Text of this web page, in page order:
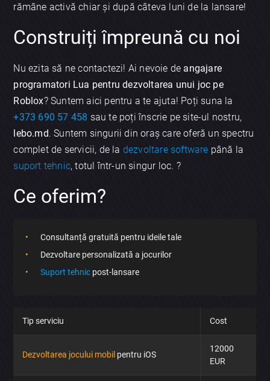
rămâne activă chiar și după câteva luni de la lansare!
Construiți împreună cu noi
Nu ezita să ne contactezi! Ai nevoie de angajare
programatori Lua pentru dezvoltarea unui joc pe
Roblox? Suntem aici pentru a te ajuta! Poți suna la
+373 690 57 458 sau te poți înscrie pe site-ul nostru,
lebo.md. Suntem singurii din oraș care oferă un spectru
complet de servicii, de la dezvoltare software până la
suport tehnic, totul într-un singur loc. ?️
Ce oferim?
Consultanță gratuită pentru ideile tale
Dezvoltare personalizată a jocurilor
Suport tehnic post-lansare
Tip serviciu Cost
Dezvoltarea jocului mobil pentru iOS
12000
EUR
Discută aplicația